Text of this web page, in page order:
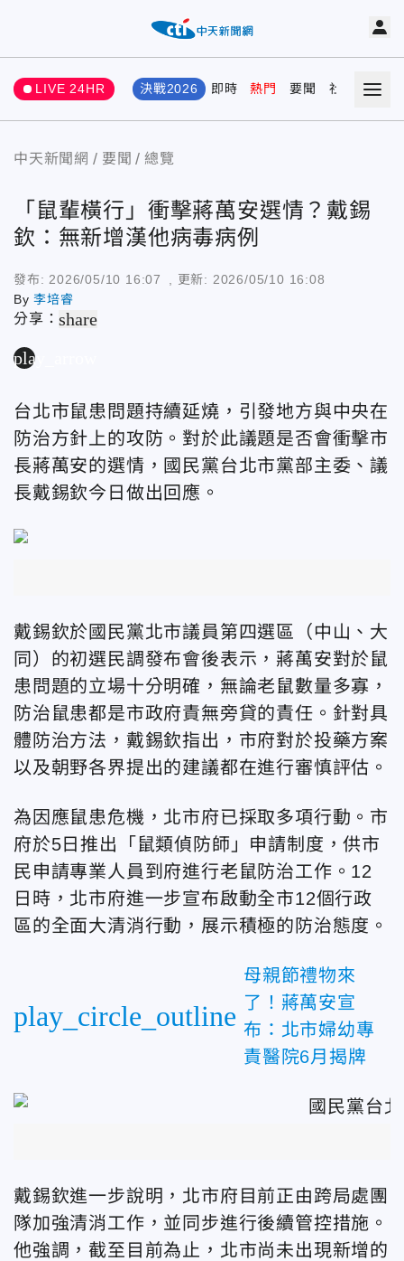
LIVE 24HR 決戰2026 即時 熱門 要聞 社會 娛樂
中天新聞網 要聞 總覽
「鼠輩橫行」衝擊蔣萬安選情？戴錫
欽：無新增漢他病毒病例
發布: 2026/05/10 16:07 , 更新: 2026/05/10 16:08
By李培睿
分享：share
play_arrow
台北市鼠患問題持續延燒，引發地方與中央在
防治方針上的攻防。對於此議題是否會衝擊市
長蔣萬安的選情，國民黨台北市黨部主委、議
長戴錫欽今日做出回應。
戴錫欽於國民黨北市議員第四選區（中山、大
同）的初選民調發布會後表示，蔣萬安對於鼠
患問題的立場十分明確，無論老鼠數量多寡，
防治鼠患都是市政府責無旁貸的責任。針對具
體防治方法，戴錫欽指出，市府對於投藥方案
以及朝野各界提出的建議都在進行審慎評估。
為因應鼠患危機，北市府已採取多項行動。市
府於5日推出「鼠類偵防師」申請制度，供市
民申請專業人員到府進行老鼠防治工作。12
日時，北市府進一步宣布啟動全市12個行政
區的全面大清消行動，展示積極的防治態度。
play_circle_outline
母親節禮物來
了！蔣萬安宣
布：北市婦幼專
責醫院6月揭牌
戴錫欽進一步說明，北市府目前正由跨局處團
隊加強清消工作，並同步進行後續管控措施。
他強調，截至目前為止，北市尚未出現新增的